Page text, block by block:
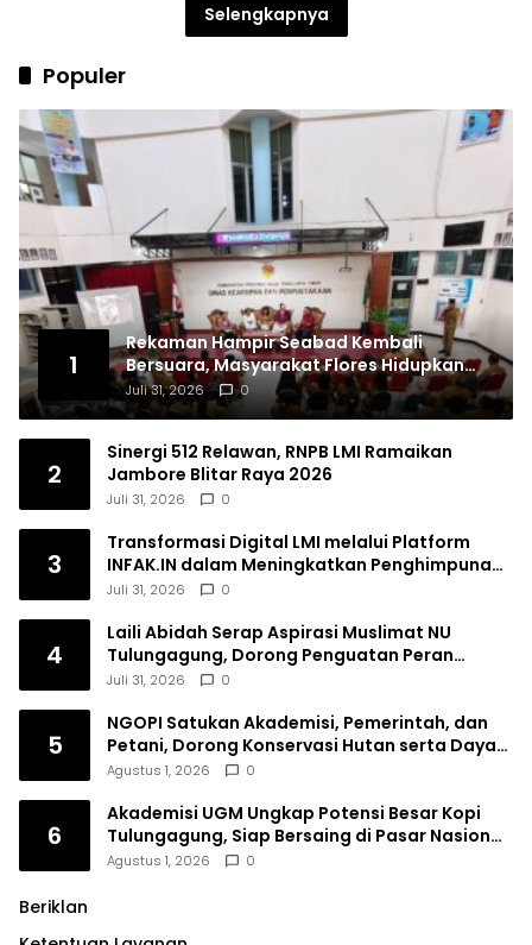
Selengkapnya
Populer
1
Rekaman Hampir Seabad Kembali
Bersuara, Masyarakat Flores Hidupkan
Lagi Ingatan Leluhur
Juli 31, 2026 0
2
Sinergi 512 Relawan, RNPB LMI Ramaikan
Jambore Blitar Raya 2026
Juli 31, 2026 0
3
Transformasi Digital LMI melalui Platform
INFAK.IN dalam Meningkatkan Penghimpunan
Dana Filantropi Islam
Juli 31, 2026 0
4
Laili Abidah Serap Aspirasi Muslimat NU
Tulungagung, Dorong Penguatan Peran
Perempuan
Juli 31, 2026 0
5
NGOPI Satukan Akademisi, Pemerintah, dan
Petani, Dorong Konservasi Hutan serta Daya
Saing Kopi Tulungagung
Agustus 1, 2026 0
6
Akademisi UGM Ungkap Potensi Besar Kopi
Tulungagung, Siap Bersaing di Pasar Nasional
hingga Dunia
Agustus 1, 2026 0
Beriklan